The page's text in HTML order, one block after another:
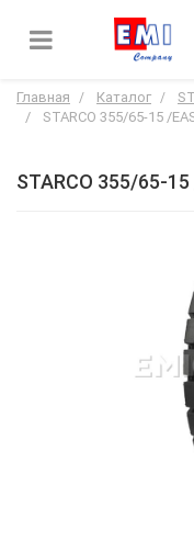
Главная Каталог
STARCO 355/65-15 /
STARCO 355/65-15